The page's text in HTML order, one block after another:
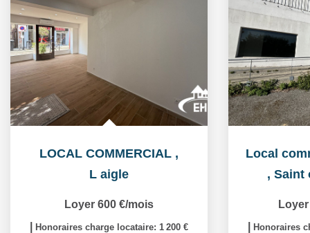
LOCAL COMMERCIAL ,
L aigle
Loyer 600 €/mois
Honoraires charge locataire: 1 200 €
, Saint
Honoraires